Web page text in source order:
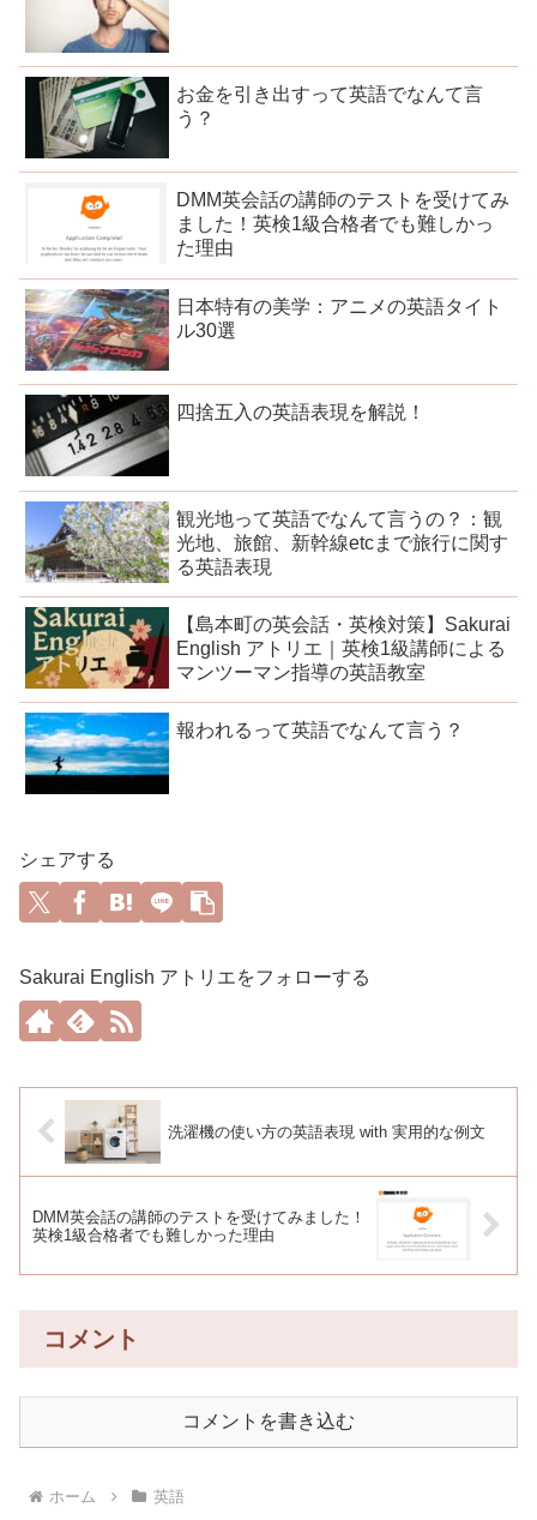
お金を引き出すって英語でなんて言
う？
DMM英会話の講師のテストを受けてみ
ました！英検1級合格者でも難しかっ
た理由
日本特有の美学：アニメの英語タイト
ル30選
四捨五入の英語表現を解説！
観光地って英語でなんて言うの？：観
光地、旅館、新幹線etcまで旅行に関す
る英語表現
【島本町の英会話・英検対策】Sakurai
English アトリエ｜英検1級講師による
マンツーマン指導の英語教室
報われるって英語でなんて言う？
シェアする
Sakurai English アトリエをフォローする
洗濯機の使い方の英語表現 with 実用的な例文
DMM英会話の講師のテストを受けてみました！
英検1級合格者でも難しかった理由
コメント
コメントを書き込む
ホーム 英語